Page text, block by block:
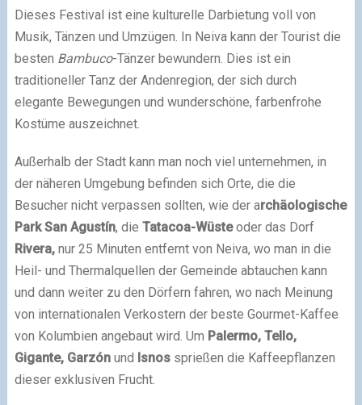
Dieses Festival ist eine kulturelle Darbietung voll von
Musik, Tänzen und Umzügen. In Neiva kann der Tourist die
besten Bambuco-Tänzer bewundern. Dies ist ein
traditioneller Tanz der Andenregion, der sich durch
elegante Bewegungen und wunderschöne, farbenfrohe
Kostüme auszeichnet.
Außerhalb der Stadt kann man noch viel unternehmen, in
der näheren Umgebung befinden sich Orte, die die
Besucher nicht verpassen sollten, wie der archäologische
Park San Agustín, die Tatacoa-Wüsteoder das Dorf
Rivera, nur 25 Minuten entfernt von Neiva, wo man in die
Heil- und Thermalquellen der Gemeinde abtauchen kann
und dann weiter zu den Dörfern fahren, wo nach Meinung
von internationalen Verkostern der beste Gourmet-Kaffee
von Kolumbien angebaut wird. Um Palermo, Tello,
Gigante, Garzón und Isnos sprießen die Kaffeepflanzen
dieser exklusiven Frucht.